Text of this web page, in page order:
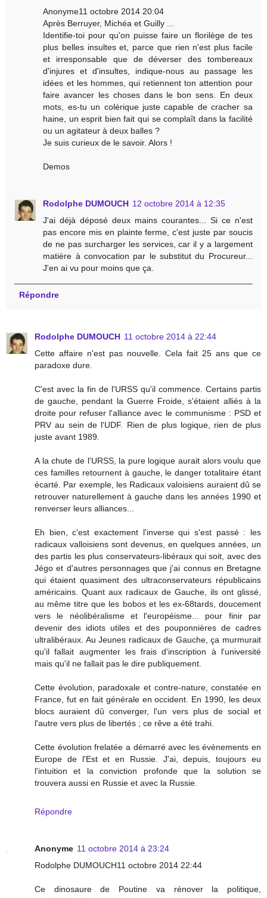
Anonyme11 octobre 2014 20:04
Après Berruyer, Michéa et Guilly ...
Identifie-toi pour qu'on puisse faire un florilège de tes
plus belles insultes et, parce que rien n'est plus facile
et irresponsable que de déverser des tombereaux
d'injures et d'insultes, indique-nous au passage les
idées et les hommes, qui retiennent ton attention pour
faire avancer les choses dans le bon sens. En deux
mots, es-tu un colérique juste capable de cracher sa
haine, un esprit bien fait qui se complaît dans la facilité
ou un agitateur à deux balles ?
Je suis curieux de le savoir. Alors !
Demos
Rodolphe DUMOUCH 12 octobre 2014 à 12:35
J'ai déjà déposé deux mains courantes... Si ce n'est
pas encore mis en plainte ferme, c'est juste par soucis
de ne pas surcharger les services, car il y a largement
matière à convocation par le substitut du Procureur...
J'en ai vu pour moins que ça.
Répondre
Rodolphe DUMOUCH 11 octobre 2014 à 22:44
Cette affaire n'est pas nouvelle. Cela fait 25 ans que ce
paradoxe dure.
C'est avec la fin de l'URSS qu'il commence. Certains partis
de gauche, pendant la Guerre Froide, s'étaient alliés à la
droite pour refuser l'alliance avec le communisme : PSD et
PRV au sein de l'UDF. Rien de plus logique, rien de plus
juste avant 1989.
A la chute de l'URSS, la pure logique aurait alors voulu que
ces familles retournent à gauche, le danger totalitaire étant
écarté. Par exemple, les Radicaux valoisiens auraient dû se
retrouver naturellement à gauche dans les années 1990 et
renverser leurs alliances...
Eh bien, c'est exactement l'inverse qui s'est passé : les
radicaux valloisiens sont devenus, en quelques années, un
des partis les plus conservateurs-libéraux qui soit, avec des
Jégo et d'autres personnages que j'ai connus en Bretagne
qui étaient quasiment des ultraconservateurs républicains
américains. Quant aux radicaux de Gauche, ils ont glissé,
au même titre que les bobos et les ex-68tards, doucement
vers le néolibéralisme et l'européisme... pour finir par
devenir des idiots utiles et des pouponnières de cadres
ultralibéraux. Au Jeunes radicaux de Gauche, ça murmurait
qu'il fallait augmenter les frais d'inscription à l'université
mais qu'il ne fallait pas le dire publiquement.
Cette évolution, paradoxale et contre-nature, constatée en
France, fut en fait générale en occident. En 1990, les deux
blocs auraient dû converger, l'un vers plus de social et
l'autre vers plus de libertés ; ce rêve a été trahi.
Cette évolution frelatée a démarré avec les évènements en
Europe de l'Est et en Russie. J'ai, depuis, toujours eu
l'intuition et la conviction profonde que la solution se
trouvera aussi en Russie et avec la Russie.
Répondre
Anonyme 11 octobre 2014 à 23:24
Rodolphe DUMOUCH11 octobre 2014 22:44
Ce dinosaure de Poutine va rénover la politique,